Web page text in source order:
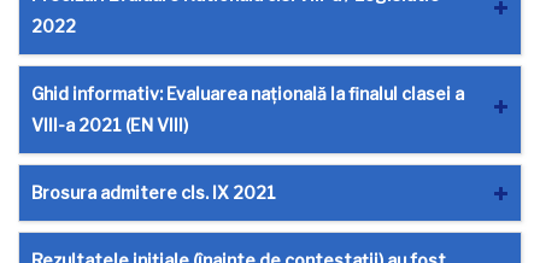
2022
Ghid informativ: Evaluarea națională la finalul clasei a
VIII-a 2021 (EN VIII)
Brosura admitere cls. IX 2021